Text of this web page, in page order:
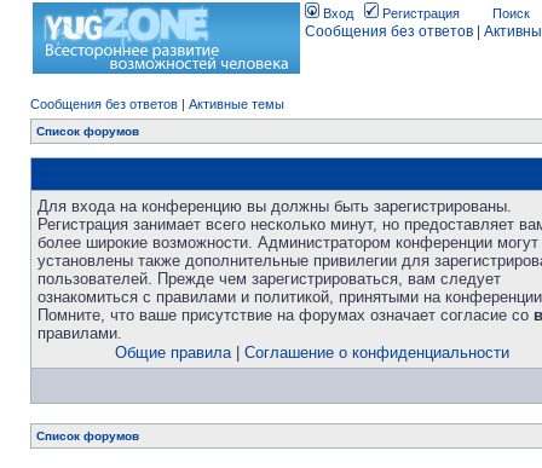
Вход Регистрация Поиск
Сообщения без ответов
Сообщения без ответов | Активные темы
Список форумов
Для входа на конференцию вы должны быть зарегистрированы.
Регистрация занимает всего несколько минут, но предоставляет
более широкие возможности. Администратором конференции
установлены также дополнительные привилегии для
пользователей. Прежде чем зарегистрироваться, вам следует
ознакомиться с правилами и политикой, принятыми на
Помните, что ваше присутствие на форумах означает согласие со
правилами.
Общие правила| Соглашение о конфиденциальности
Список форумов